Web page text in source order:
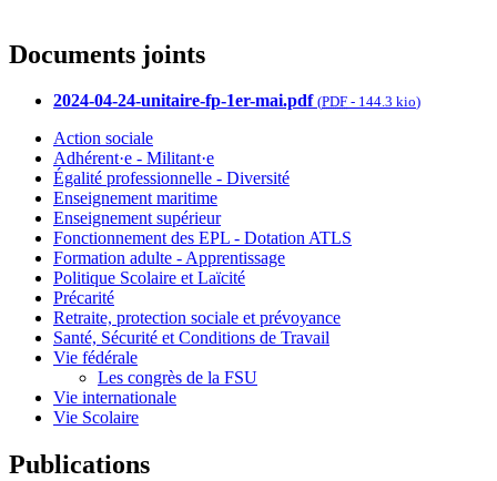
Documents joints
2024-04-24-unitaire-fp-1er-mai.pdf (PDF - 144.3 kio)
Action sociale
Adhérent·e - Militant·e
Égalité professionnelle - Diversité
Enseignement maritime
Enseignement supérieur
Fonctionnement des EPL - Dotation ATLS
Formation adulte - Apprentissage
Politique Scolaire et Laïcité
Précarité
Retraite, protection sociale et prévoyance
Santé, Sécurité et Conditions de Travail
Vie fédérale
Les congrès de la FSU
Vie internationale
Vie Scolaire
Publications